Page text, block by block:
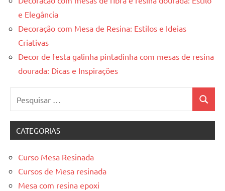
e Elegância
Decoração com Mesa de Resina: Estilos e Ideias
Criativas
Decor de festa galinha pintadinha com mesas de resina
dourada: Dicas e Inspirações
por:
CATEGORIAS
Curso Mesa Resinada
Cursos de Mesa resinada
Mesa com resina epoxi